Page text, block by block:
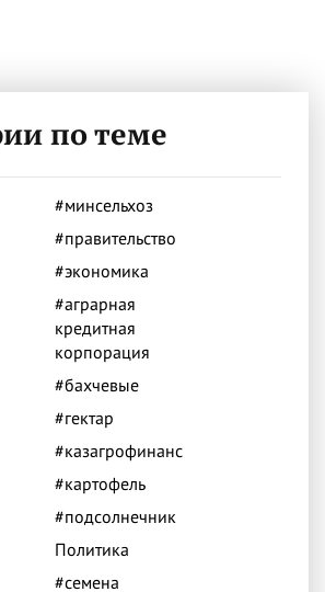
по теме
#минсельхоз
#правительство
#экономика
#аграрная
кредитная
корпорация
#бахчевые
#гектар
#казагрофинанс
#картофель
#подсолнечник
Политика
#семена